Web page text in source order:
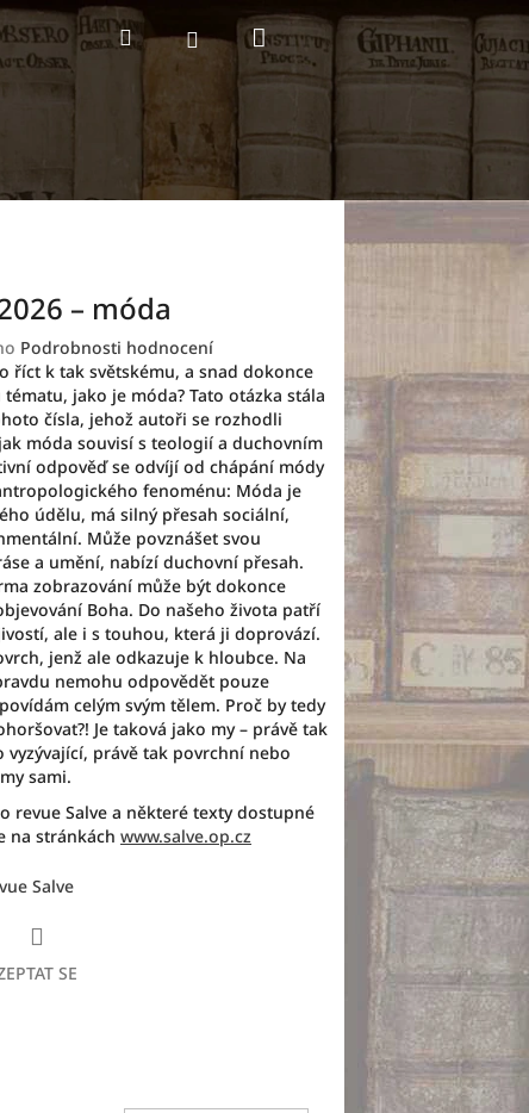
HledatPřihlášeníNákupní
košík
– móda
Podrobnosti hodnocení
říct k tak světskému, a snad dokonce
jako je móda? Tato otázka stála
čísla, jehož autoři se rozhodli
móda souvisí s teologií a duchovním
odpověď se odvíjí od chápání módy
fenoménu: Móda je
údělu, má silný přesah sociální,
Může povznášet svou
a umění, nabízí duchovní přesah.
zobrazování může být dokonce
Boha. Do našeho života patří
ale i s touhou, která ji doprovází.
jenž ale odkazuje k hloubce. Na
nemohu odpovědět pouze
celým svým tělem. Proč by tedy
Je taková jako my – právě tak
vyzývající, právě tak povrchní nebo
sami.
revue Salve a některé texty dostupné
na stránkách www.salve.op.cz
Salve
SE